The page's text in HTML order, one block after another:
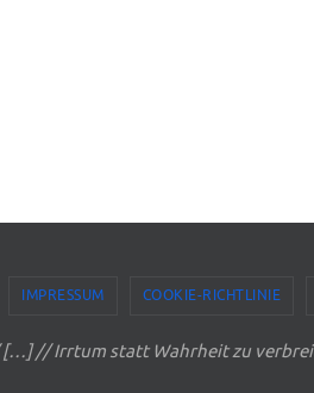
IMPRESSUM COOKIE-RICHTLINIE
[…] // Irrtum statt Wahrheit zu